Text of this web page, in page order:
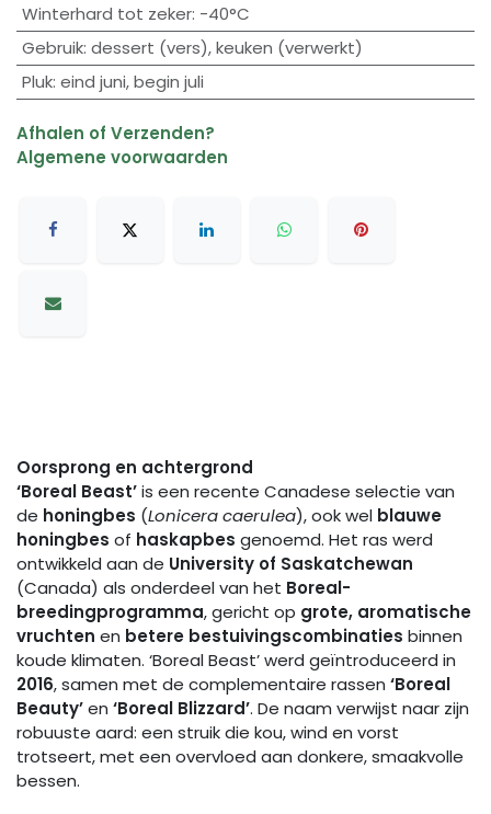
Winterhard tot zeker: -40°C
Gebruik: dessert (vers),keuken (verwerkt)
Pluk: eind juni,begin juli
Afhalen of Verzenden?
Algemene voorwaarden
Oorsprong en achtergrond
‘Boreal Beast’is een recente Canadese selectie van
de honingbes (Lonicera caerulea), ook wel blauwe
honingbes of haskapbes genoemd. Het ras werd
ontwikkeld aan de University of Saskatchewan
(Canada) als onderdeel van het Boreal-
breedingprogramma, gericht op grote, aromatische
vruchten en betere bestuivingscombinaties binnen
koude klimaten. ‘Boreal Beast’ werd geïntroduceerd in
2016, samen met de complementaire rassen ‘Boreal
Beauty’en ‘Boreal Blizzard’. De naam verwijst naar zijn
robuuste aard: een struik die kou, wind en vorst
trotseert, met een overvloed aan donkere, smaakvolle
bessen.